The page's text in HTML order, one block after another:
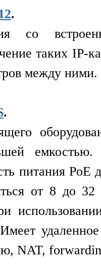
.
со
таких IP-
между ними.
.
питания PoE
от 8 до
NAT,